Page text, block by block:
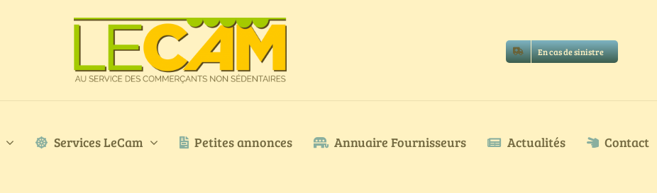
En cas de sinistre
Services LeCam Petites annonces Annuaire Fournisseurs Actualités Contact